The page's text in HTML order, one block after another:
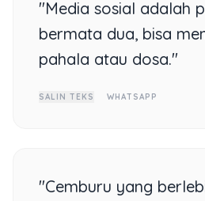
"Media sosial adalah
bermata dua, bisa
pahala atau dosa."
SALIN TEKS WHATSAPP
"Cemburu yang